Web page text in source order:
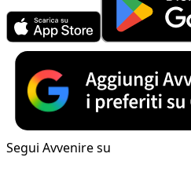
Segui Avvenire su